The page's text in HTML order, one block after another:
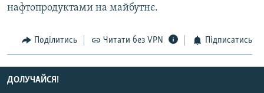
нафтопродуктами на майбутнє.
Поділитись Читати без VPN Підписатись
ДОЛУЧАЙСЯ!